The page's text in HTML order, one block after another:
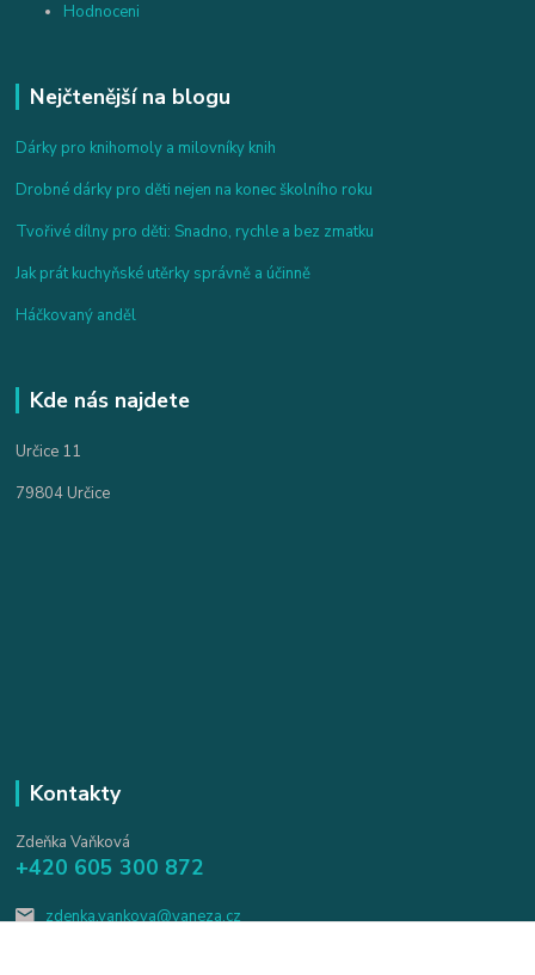
Hodnoceni
Nejčtenější na blogu
Dárky pro knihomoly a milovníky knih
Drobné dárky pro děti nejen na konec školního roku
Tvořivé dílny pro děti: Snadno, rychle a bez zmatku
Jak prát kuchyňské utěrky správně a účinně
Háčkovaný anděl
Kde nás najdete
Určice 11
79804 Určice
Kontakty
Zdeňka Vaňková
+420 605 300 872
zdenka.vankova@vaneza.cz